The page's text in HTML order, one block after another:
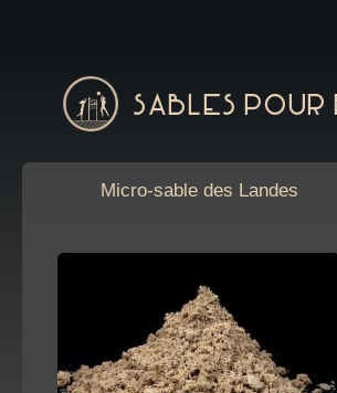
Sables pour
Micro-sable des Landes